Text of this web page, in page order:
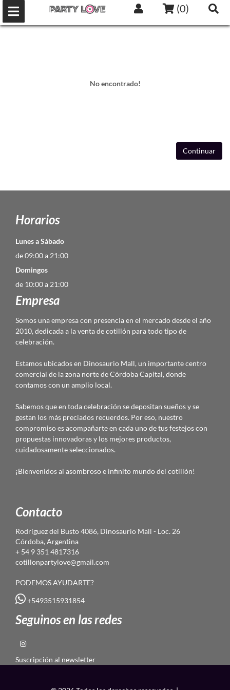
(0)
No encontrado!
Continuar
Horarios
Lunes a Sábado
de 09:00 a 21:00
Domingos
de 10:00 a 21:00
Empresa
Somos una empresa con presencia en el mercado desde el año
2010, dedicada a la venta de cotillón para todo tipo de
celebración.
Estamos ubicados en Dinosaurio Mall, un importante centro
comercial de la zona norte de Córdoba Capital, donde
contamos con un amplio local.
Sabemos que en toda celebración se depositan sueños y se
gestan los más preciados recuerdos. Por eso, nuestro
compromiso es acompañarte en cada uno de tus festejos con
propuestas innovadoras y los mejores productos,
cuidadosamente seleccionados.
¡Bienvenidos al asombroso e infinito mundo del cotillón!
Contacto
Rodríguez del Busto 4086, Dinosaurio Mall - Loc. 26
Córdoba, Argentina
+ 54 9 351 4817316
cotillonpartylove@gmail.com
PODEMOS AYUDARTE?
+5493515931854
Seguinos en las redes
Suscripción al newsletter